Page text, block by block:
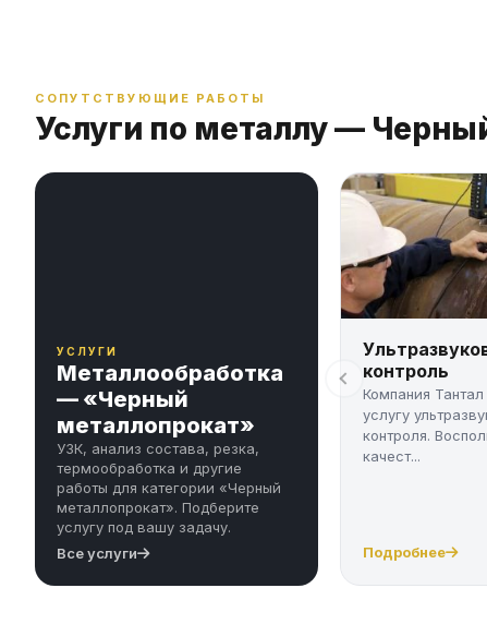
СОПУТСТВУЮЩИЕ РАБОТЫ
Услуги по металлу —
УСЛУГИ
Металлообработка
— «Черный
металлопрокат»
УЗК, анализ состава, резка,
термообработка и другие
работы для категории «Черный
металлопрокат». Подберите
услугу под вашу задачу.
Все услуги
контроль
Компания
услугу
контроля.
качест...
Подробнее